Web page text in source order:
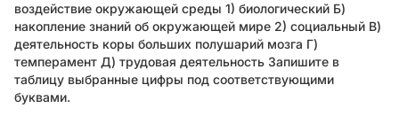
воздействие окружающей среды 1) биологический Б)
накопление знаний об окружающей мире 2) социальный В)
деятельность коры больших полушарий мозга Г)
темперамент Д) трудовая деятельность Запишите в
таблицу выбранные цифры под соответствующими
буквами.